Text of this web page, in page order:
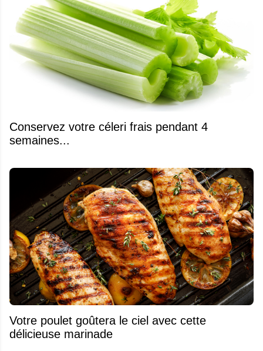
Conservez votre céleri frais pendant 4
semaines...
Votre poulet goûtera le ciel avec cette
délicieuse marinade